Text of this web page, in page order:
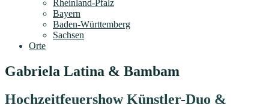
Rheinland-Pfalz
Bayern
Baden-Württemberg
Sachsen
Orte
Gabriela Latina & Bambam
Hochzeitfeuershow Künstler-Duo &